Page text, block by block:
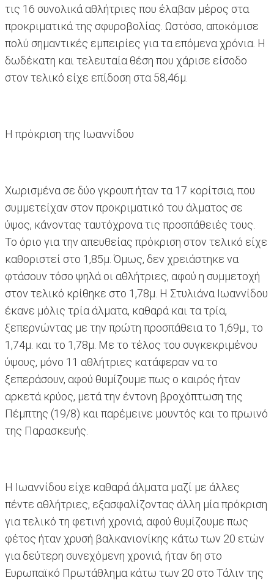
τις 16 συνολικά αθλήτριες που έλαβαν μέρος στα
προκριματικά της σφυροβολίας. Ωστόσο, αποκόμισε
πολύ σημαντικές εμπειρίες για τα επόμενα χρόνια. Η
δωδέκατη και τελευταία θέση που χάρισε είσοδο
στον τελικό είχε επίδοση στα 58,46μ.
Η πρόκριση της Ιωαννίδου
Χωρισμένα σε δύο γκρουπ ήταν τα 17 κορίτσια, που
συμμετείχαν στον προκριματικό του άλματος σε
ύψος, κάνοντας ταυτόχρονα τις προσπάθειές τους.
Το όριο για την απευθείας πρόκριση στον τελικό είχε
καθοριστεί στο 1,85μ. Όμως, δεν χρειάστηκε να
φτάσουν τόσο ψηλά οι αθλήτριες, αφού η συμμετοχή
στον τελικό κρίθηκε στο 1,78μ. Η Στυλιάνα Ιωαννίδου
έκανε μόλις τρία άλματα, καθαρά και τα τρία,
ξεπερνώντας με την πρώτη προσπάθεια το 1,69μ., το
1,74μ. και το 1,78μ. Με το τέλος του συγκεκριμένου
ύψους, μόνο 11 αθλήτριες κατάφεραν να το
ξεπεράσουν, αφού θυμίζουμε πως ο καιρός ήταν
αρκετά κρύος, μετά την έντονη βροχόπτωση της
Πέμπτης (19/8) και παρέμεινε μουντός και το πρωινό
της Παρασκευής.
Η Ιωαννίδου είχε καθαρά άλματα μαζί με άλλες
πέντε αθλήτριες, εξασφαλίζοντας άλλη μία πρόκριση
για τελικό τη φετινή χρονιά, αφού θυμίζουμε πως
φέτος ήταν χρυσή βαλκανιονίκης κάτω των 20 ετών
για δεύτερη συνεχόμενη χρονιά, ήταν 6η στο
Ευρωπαϊκό Πρωτάθλημα κάτω των 20 στο Τάλιν της